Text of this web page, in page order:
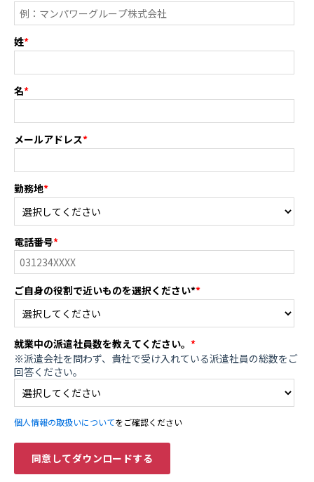
姓*
名*
メールアドレス*
勤務地*
電話番号*
ご自身の役割で近いものを選択ください**
就業中の派遣社員数を教えてください。 *
※派遣会社を問わず、貴社で受け入れている派遣社員の総数をご
回答ください。
個人情報の取扱いについてをご確認ください